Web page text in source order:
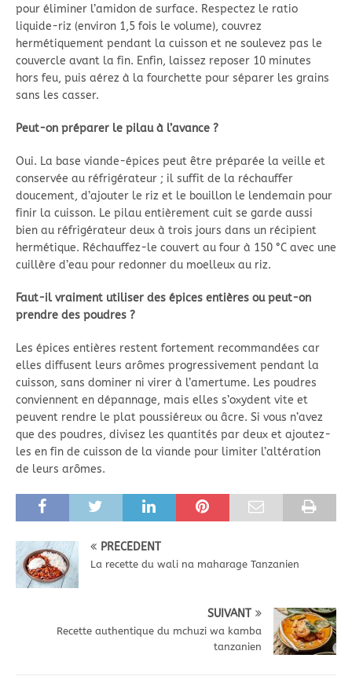
pour éliminer l’amidon de surface. Respectez le ratio
liquide-riz (environ 1,5 fois le volume), couvrez
hermétiquement pendant la cuisson et ne soulevez pas le
couvercle avant la fin. Enfin, laissez reposer 10 minutes
hors feu, puis aérez à la fourchette pour séparer les grains
sans les casser.
Peut-on préparer le pilau à l’avance ?
Oui. La base viande-épices peut être préparée la veille et
conservée au réfrigérateur ; il suffit de la réchauffer
doucement, d’ajouter le riz et le bouillon le lendemain pour
finir la cuisson. Le pilau entièrement cuit se garde aussi
bien au réfrigérateur deux à trois jours dans un récipient
hermétique. Réchauffez-le couvert au four à 150 °C avec une
cuillère d’eau pour redonner du moelleux au riz.
Faut-il vraiment utiliser des épices entières ou peut-on
prendre des poudres ?
Les épices entières restent fortement recommandées car
elles diffusent leurs arômes progressivement pendant la
cuisson, sans dominer ni virer à l’amertume. Les poudres
conviennent en dépannage, mais elles s’oxydent vite et
peuvent rendre le plat poussiéreux ou âcre. Si vous n’avez
que des poudres, divisez les quantités par deux et ajoutez-
les en fin de cuisson de la viande pour limiter l’altération
de leurs arômes.
PRÉCÉDENT
La recette du wali na maharage Tanzanien
SUIVANT
Recette authentique du mchuzi wa kamba
tanzanien